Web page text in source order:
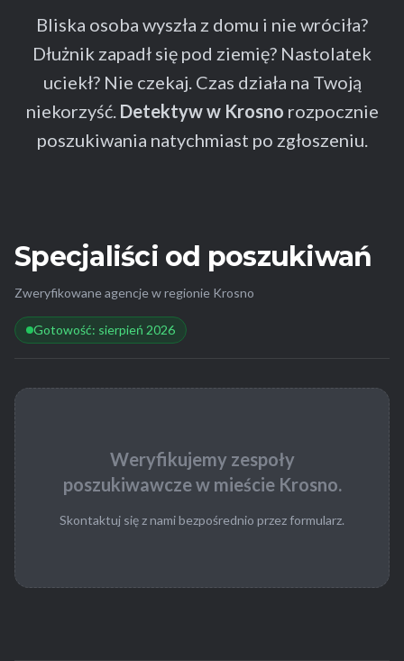
Bliska osoba wyszła z domu i nie wróciła?
Dłużnik zapadł się pod ziemię? Nastolatek
uciekł? Nie czekaj. Czas działa na Twoją
niekorzyść. Detektyw w Krosno rozpocznie
poszukiwania natychmiast po zgłoszeniu.
Specjaliści od poszukiwań
Zweryfikowane agencje w regionie Krosno
Gotowość: sierpień 2026
Weryfikujemy zespoły
poszukiwawcze w mieście Krosno.
Skontaktuj się z nami bezpośrednio przez formularz.